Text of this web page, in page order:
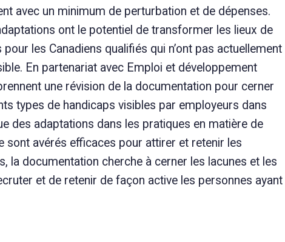
avec un minimum de perturbation et de dépenses.
ont le potentiel de transformer les lieux de
les Canadiens qualifiés qui n’ont pas actuellement
En partenariat avec Emploi et développement
une révision de la documentation pour cerner
types de handicaps visibles par employeurs dans
des adaptations dans les pratiques en matière de
sont avérés efficaces pour attirer et retenir les
la documentation cherche à cerner les lacunes et les
et de retenir de façon active les personnes ayant